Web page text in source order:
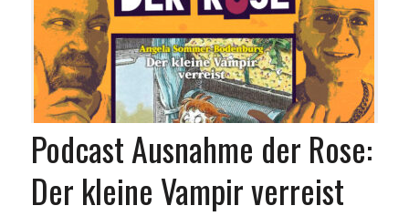
Podcast Ausnahme der Rose:
Der kleine Vampir verreist